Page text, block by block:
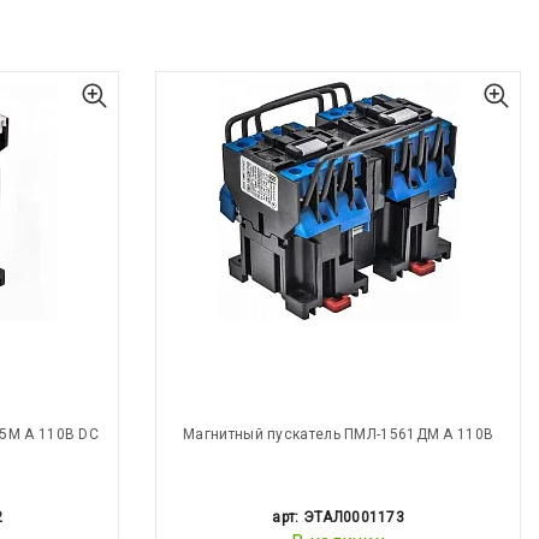
А 110В DC Магнитный пускатель ПМЛ-1561ДМ А 110В
арт: ЭТАЛ0001173